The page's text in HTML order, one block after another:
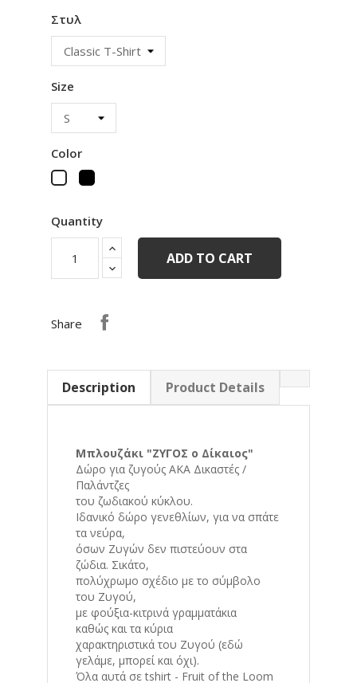
Στυλ
Size
Color
Black
Quantity
ADD TO CART
Share
Description Product Details
Μπλουζάκι "ΖΥΓΟΣ ο Δίκαιος"
Δώρο για ζυγούς ΑΚΑ Δικαστές /
Παλάντζες
του ζωδιακού κύκλου.
Ιδανικό δώρο γενεθλίων, για να σπάτε
τα νεύρα,
όσων Ζυγών δεν πιστεύουν στα
ζώδια. Σικάτο,
πολύχρωμο σχέδιο με το σύμβολο
του Ζυγού,
με φούξια-κιτρινά γραμματάκια
καθώς και τα κύρια
χαρακτηριστικά του Ζυγού (εδώ
γελάμε, μπορεί και όχι).
Όλα αυτά σε tshirt - Fruit of the Loom